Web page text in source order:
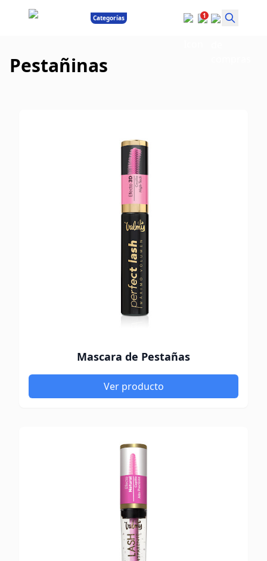
Categorías 1
Pestañinas
Mascara de Pestañas
Ver producto